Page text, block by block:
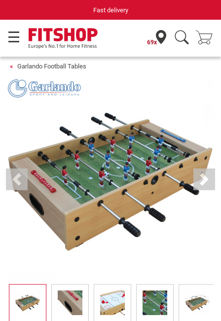
Fast delivery
69x
Garlando Football Tables
Previous Next